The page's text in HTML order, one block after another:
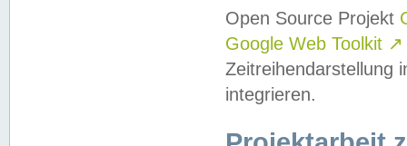
Open Source Projekt
Google Web Toolkit ↗
Zeitreihendarstellung
integrieren.